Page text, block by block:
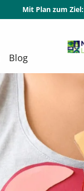
Mit Plan zum
Blog